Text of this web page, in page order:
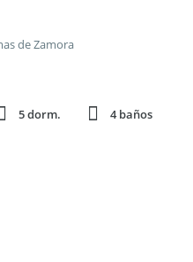
de Zamora
5 dorm.
4 baños